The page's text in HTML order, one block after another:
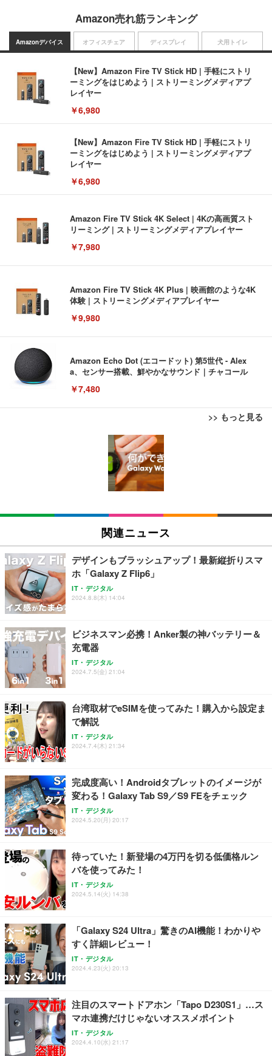
Amazon売れ筋ランキング
Amazonデバイス
【New】Amazon Fire TV Stick HD | 手軽にストリ
ーミングをはじめよう | ストリーミングメディアプ
レイヤー
￥6,980
【New】Amazon Fire TV Stick HD | 手軽にストリ
ーミングをはじめよう | ストリーミングメディアプ
レイヤー
￥6,980
Amazon Fire TV Stick 4K Select | 4Kの高画質スト
リーミング | ストリーミングメディアプレイヤー
￥7,980
Amazon Fire TV Stick 4K Plus | 映画館のような4K
体験 | ストリーミングメディアプレイヤー
￥9,980
Amazon Echo Dot (エコードット) 第5世代 - Alex
a、センサー搭載、鮮やかなサウンド｜チャコール
￥7,480
>> もっと見る
オフィスチェア
[EdoErgo] オフィスチェア 椅子 テレワーク 疲れな
い 跳ね上げ式アームレスト コンパクト 約105度ロッ
キング pc 事務椅子 360度回転 座面昇降 強化ナイロ
ン樹脂ベース 通気性メッシュ 在宅ワーク H-WY01
(黒網+黒枠+黒足)
SIHOO B100 オフィスチェア／デスクチェア メッシ
ュチェア 人間工学 疲れない ブラック
￥27,999
Sezlife オフィスチェア デスクチェア 疲れない テレ
ワーク チェア 強化バックレスト 30度ロッキング機
能 人間工学 椅子 腰サポート 90度跳ね上げ式アーム
務用 おしゃれ パソコンチェア (ブラック)
Sezlife オフィスチェア デスクチェア 疲れない テレ
ワーク チェア 強化バックレスト 30度ロッキング機
能 人間工学 椅子 腰サポート 90度跳ね上げ式アーム
務用 おしゃれ パソコンチェア (ホワイト)
ANDWINT オフィスチェア デスクチェア 肘なし メ
ッシュ 通気性 ランバーサポート付き 腰サポート ガ
ス圧無段階昇降 360度回転 キャスター付き コンパク
ディスプレイ
EIZO ビジネス向けプレミアムモニター | FlexScan
EV3240X-WT | 31.5型4K UHD・USB Type-C・ホワ
￥105,595
EIZO ビジネス向けプレミアムモニター | FlexScan
【純正品】27"ゲーミングモニター DualSense 充電
フック付き（CFI-ZDM1J）
【整備済み品】Dell E2724HS 27インチ 液晶モニタ
ー フルHD（1920×1080）VA 非光沢 HDMI/DisplayP
ort/VGA スピーカー内蔵 高さ調整 スイベル VESA対
【MiniLED/24.5inch/280Hz/FHD】GRAPHT THE S
HOOTER Gaming Monitor 24” Essential ゲーミン
グモニター QD 24.5インチ 1ms FHD 量子ドット 残
犬用トイレ
Amazonベーシック ペットシーツ 薄型 レギュラー 1
回使い捨て 無香料 ホワイト 300枚
Amazonベーシック ペットシーツ 厚型 ワイド 42枚
x2袋(84枚) ホワイト(吸収面:ライトブルー)
￥3,234
ネオ・ルーライフ ネオ・オムツ L 中型犬用 26枚入
り 単品
Smart Basic(スマートベーシック) 【Amazon.co.jp
限定】 Smart Basic アイリスオーヤマ ペットシーツ
超厚型 お徳用 ワイド 100枚入 (x 1) (ケース販売)
ュラー 200枚入【Amazon.co.jp限定】
関連ニュース
デザインもブラッシュアップ！最新縦折りスマ
ホ「Galaxy Z Flip6」
IT・デジタル
2024.8.8(木) 14:04
ビジネスマン必携！Anker製の神バッテリー＆
充電器
IT・デジタル
2024.7.5(金) 21:04
台湾取材でeSIMを使ってみた！購入から設定ま
で解説
IT・デジタル
2024.7.4(木) 21:34
完成度高い！Androidタブレットのイメージが
変わる！Galaxy Tab S9／S9 FEをチェック
IT・デジタル
2024.5.20(月) 20:17
待っていた！新登場の4万円を切る低価格ルン
バを使ってみた！
IT・デジタル
2024.5.14(火) 14:38
「Galaxy S24 Ultra」驚きのAI機能！わかりや
すく詳細レビュー！
IT・デジタル
2024.4.23(火) 20:13
注目のスマートドアホン「Tapo D230S1」…ス
マホ連携だけじゃないオススメポイント
IT・デジタル
2024.4.10(水) 21:17